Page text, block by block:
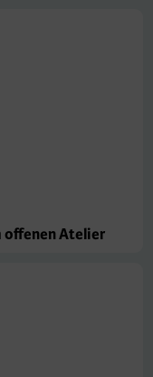
offenen Atelier